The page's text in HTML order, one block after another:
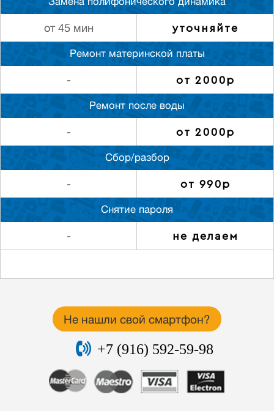
Замена полифонического динамика
от 45 мин уточняйте
Ремонт материнской платы
- от 2000р
Ремонт после воды
- от 2000р
Сбор/разбор
- от 990р
Снятие пароля
- не делаем
Не нашли свой смартфон?
+7 (916) 592-59-98